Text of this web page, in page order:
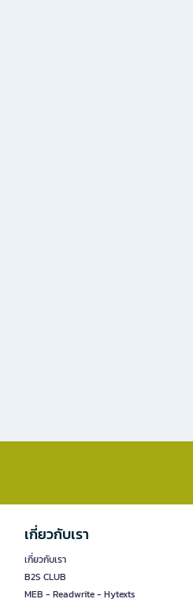
เกี่ยวกับเรา
เกี่ยวกับเรา
B2S CLUB
MEB - Readwrite - Hytexts